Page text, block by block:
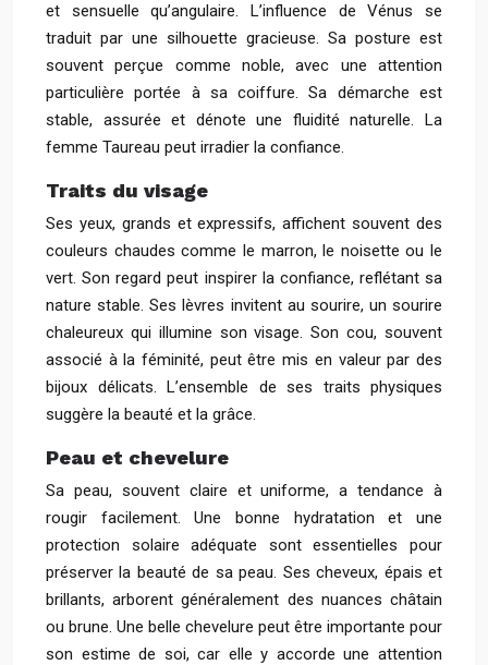
et sensuelle qu’angulaire. L’influence de Vénus se
traduit par une silhouette gracieuse. Sa posture est
souvent perçue comme noble, avec une attention
particulière portée à sa coiffure. Sa démarche est
stable, assurée et dénote une fluidité naturelle. La
femme Taureau peut irradier la confiance.
Traits du visage
Ses yeux, grands et expressifs, affichent souvent des
couleurs chaudes comme le marron, le noisette ou le
vert. Son regard peut inspirer la confiance, reflétant sa
nature stable. Ses lèvres invitent au sourire, un sourire
chaleureux qui illumine son visage. Son cou, souvent
associé à la féminité, peut être mis en valeur par des
bijoux délicats. L’ensemble de ses traits physiques
suggère la beauté et la grâce.
Peau et chevelure
Sa peau, souvent claire et uniforme, a tendance à
rougir facilement. Une bonne hydratation et une
protection solaire adéquate sont essentielles pour
préserver la beauté de sa peau. Ses cheveux, épais et
brillants, arborent généralement des nuances châtain
ou brune. Une belle chevelure peut être importante pour
son estime de soi, car elle y accorde une attention